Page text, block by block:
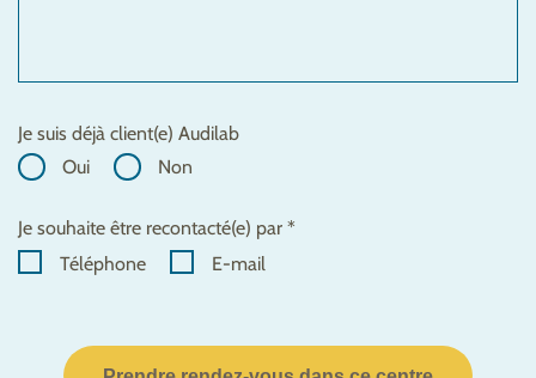
Je suis déjà client(e) Audilab
Oui
Non
Je souhaite être recontacté(e) par *
Téléphone
E-mail